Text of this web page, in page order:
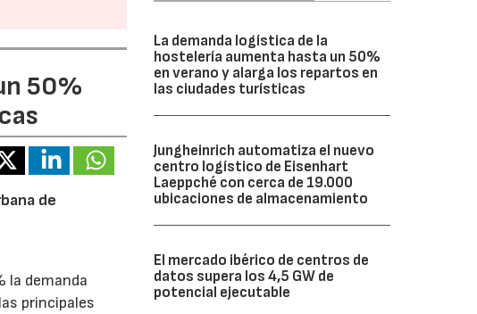
50%
de
la demanda
principales
La demanda logística de la
hostelería aumenta hasta un 50%
en verano y alarga los repartos en
las ciudades turísticas
Jungheinrich automatiza el nuevo
centro logístico de Eisenhart
Laeppché con cerca de 19.000
ubicaciones de almacenamiento
El mercado ibérico de centros de
datos supera los 4,5 GW de
potencial ejecutable